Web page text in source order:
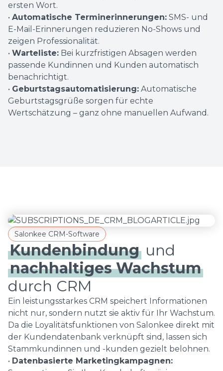
ersten Wort.
• Automatische Terminerinnerungen: SMS- und
E-Mail-Erinnerungen reduzieren No-Shows und
zeigen Professionalität.
• Warteliste: Bei kurzfristigen Absagen werden
passende Kundinnen und Kunden automatisch
benachrichtigt.
• Geburtstagsautomatisierung: Automatische
Geburtstagsgrüße sorgen für echte
Wertschätzung – ganz ohne manuellen Aufwand.
Salonkee CRM-Software
Kundenbindung und
nachhaltiges Wachstum
durch CRM
Ein leistungsstarkes CRM speichert Informationen
nicht nur, sondern nutzt sie aktiv für Ihr Wachstum.
Da die Loyalitätsfunktionen von Salonkee direkt mit
der Kundendatenbank verknüpft sind, lassen sich
Stammkundinnen und -kunden gezielt belohnen.
• Datenbasierte Marketingkampagnen: